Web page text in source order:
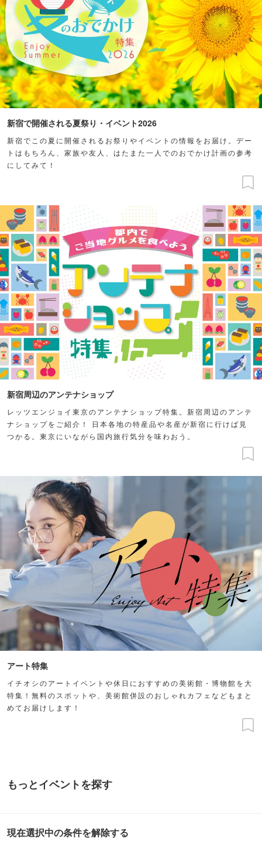
新宿で開催される夏祭り・イベント2026
新宿でこの夏に開催されるお祭りやイベントの情報をお届け。デー
トはもちろん、家族や友人、はたまた一人でのおでかけ計画の参考
にしてみて！
新宿周辺のアンテナショップ
レッツエンジョイ東京のアンテナショップ特集。新宿周辺のアンテ
ナショップをご紹介！ 日本各地の特産品や名産が新宿に行けば見
つかる。東京にいながら国内旅行気分を味わおう。
アート特集
イチオシのアートイベントや休日におすすめの美術館・博物館を大
特集！無料のスポットや、美術館併設のおしゃれカフェなどもまと
めてお届けします！
もっとイベントを探す
現在選択中の条件を解除する